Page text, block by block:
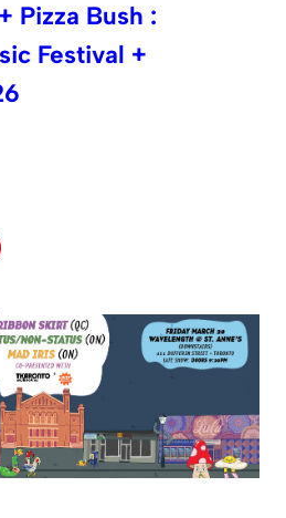
Pizza Bush :
Festival +